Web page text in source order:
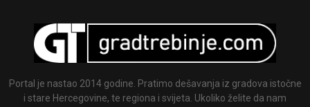
Portal je nastao 2014 godine. Pratimo dešavanja iz gradova istočne
i stare Hercegovine, te regiona i svijeta. Ukoliko želite da nam